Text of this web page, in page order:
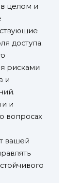
в целом и
доступа.
рисками
и
и
вопросах
вашей